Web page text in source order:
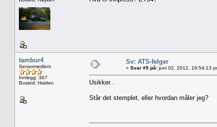
tambur4
Seniormedlem
Innlegg: 367
Bosted: Halden
Sv: ATS-felger
« Svar #5 på: juni 02, 2012, 19:54:13
Usikker..
Står det stemplet, eller hvordan måler jeg?